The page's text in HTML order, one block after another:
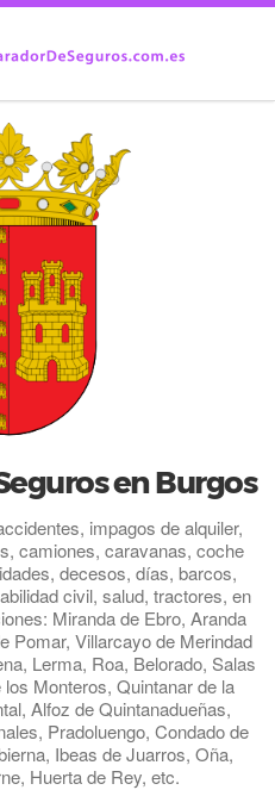
en Burgos
impagos de alquiler,
camiones, caravanas, coche
decesos, días, barcos,
civil, salud, tractores, en
Miranda de Ebro, Aranda
Pomar, Villarcayo de Merindad
Lerma, Roa, Belorado, Salas
Monteros, Quintanar de la
Alfoz de Quintanadueñas,
Pradoluengo, Condado de
Ibeas de Juarros, Oña,
Huerta de Rey, etc.